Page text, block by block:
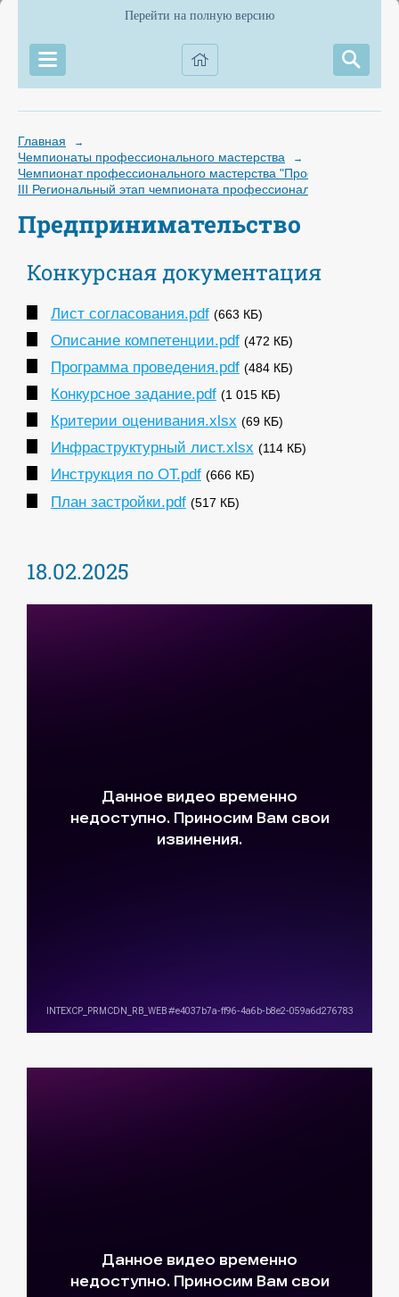
Перейти на полную версию
Главная →
Чемпионаты профессионального мастерства →
Чемпионат профессионального мастерства "Профессионалы"
III Региональный этап чемпионата профессионального
Предпринимательство
Конкурсная документация
Лист согласования.pdf (663 КБ)
Описание компетенции.pdf (472 КБ)
Программа проведения.pdf (484 КБ)
Конкурсное задание.pdf (1 015 КБ)
Критерии оценивания.xlsx (69 КБ)
Инфраструктурный лист.xlsx (114 КБ)
Инструкция по ОТ.pdf (666 КБ)
План застройки.pdf (517 КБ)
18.02.2025